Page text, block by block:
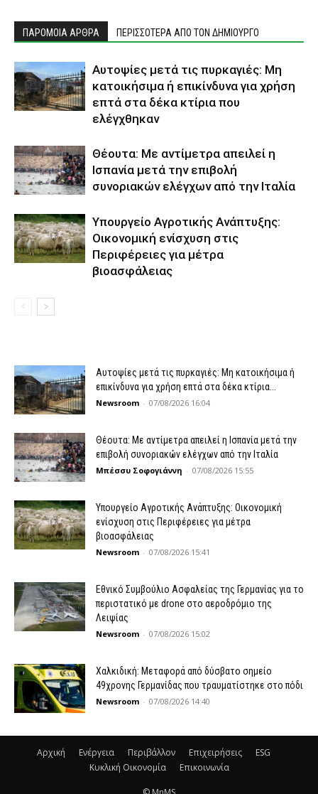
ΠΑΡΟΜΟΙΑ ΑΡΘΡΑ ΠΕΡΙΣΣΟΤΕΡΑ ΑΠΟ ΤΟΝ ΔΗΜΙΟΥΡΓΟ
Αυτοψίες μετά τις πυρκαγιές: Μη
κατοικήσιμα ή επικίνδυνα για χρήση
επτά στα δέκα κτίρια που
ελέγχθηκαν
Θέουτα: Με αντίμετρα απειλεί η
Ισπανία μετά την επιβολή
συνοριακών ελέγχων από την Ιταλία
Υπουργείο Αγροτικής Ανάπτυξης:
Οικονομική ενίσχυση στις
Περιφέρειες για μέτρα
βιοασφάλειας
Αυτοψίες μετά τις πυρκαγιές: Μη κατοικήσιμα ή
επικίνδυνα για χρήση επτά στα δέκα κτίρια...
Newsroom - 07/08/2026 16:04
Θέουτα: Με αντίμετρα απειλεί η Ισπανία μετά την
επιβολή συνοριακών ελέγχων από την Ιταλία
Μπέσσυ Σοφογιάννη - 07/08/2026 15:55
Υπουργείο Αγροτικής Ανάπτυξης: Οικονομική
ενίσχυση στις Περιφέρειες για μέτρα
βιοασφάλειας
Newsroom - 07/08/2026 15:41
Εθνικό Συμβούλιο Ασφαλείας της Γερμανίας για το
περιστατικό με drone στο αεροδρόμιο της
Λειψίας
Newsroom - 07/08/2026 15:02
Χαλκιδική: Μεταφορά από δύσβατο σημείο
49χρονης Γερμανίδας που τραυματίστηκε στο πόδι
Newsroom - 07/08/2026 14:40
Αρχική Ενέργεια Περιβάλλον Επιχειρήσεις
ESG
Κυκλική Οικονομία
Επικοινωνία